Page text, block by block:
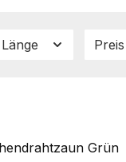
Länge Preis